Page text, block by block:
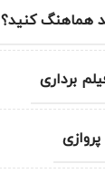
هماهنگ کنید؟
برداری